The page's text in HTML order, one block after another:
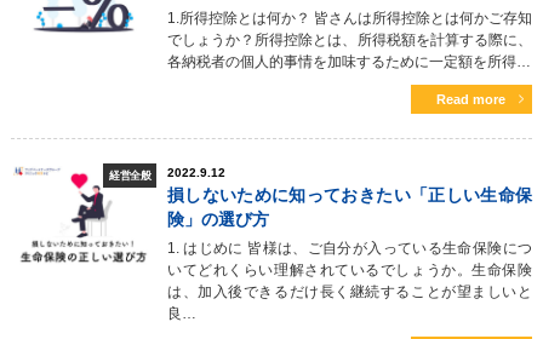
1.所得控除とは何か？ 皆さんは所得控除とは何かご存知
でしょうか？所得控除とは、所得税額を計算する際に、
各納税者の個人的事情を加味するために一定額を所得…
Read more
経営全般 2022.9.12
損しないために知っておきたい「正しい生命保
険」の選び方
1. はじめに 皆様は、ご自分が入っている生命保険につ
いてどれくらい理解されているでしょうか。生命保険
は、加入後できるだけ長く継続することが望ましいと
良…